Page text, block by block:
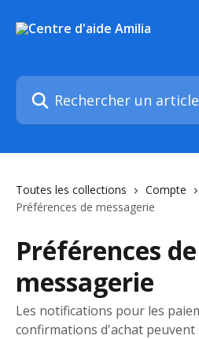
Rechercher un article...
Toutes les collections
Compte
Préférences de messagerie
Préférences de
messagerie
Les notifications pour les
confirmations d'achat